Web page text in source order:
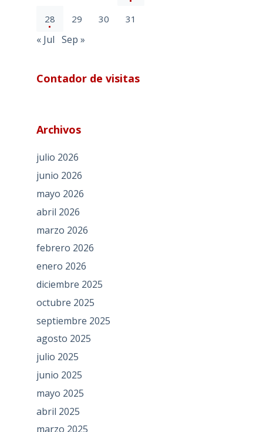
28 29 30 31
« Jul Sep »
Contador de visitas
Archivos
julio 2026
junio 2026
mayo 2026
abril 2026
marzo 2026
febrero 2026
enero 2026
diciembre 2025
octubre 2025
septiembre 2025
agosto 2025
julio 2025
junio 2025
mayo 2025
abril 2025
marzo 2025